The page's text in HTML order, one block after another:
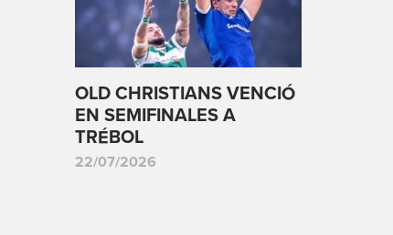
OLD CHRISTIANS VENCIÓ
EN SEMIFINALES A
TRÉBOL
22/07/2026